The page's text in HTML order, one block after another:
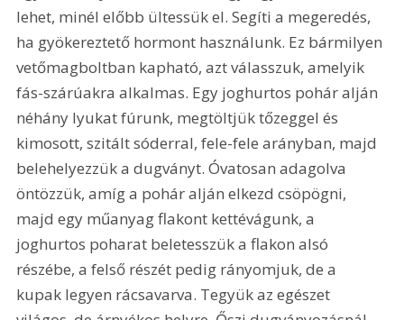
lehet, minél előbb ültessük el. Segíti a megeredés,
ha gyökereztető hormont használunk. Ez bármilyen
vetőmagboltban kapható, azt válasszuk, amelyik
fás-szárúakra alkalmas. Egy joghurtos pohár alján
néhány lyukat fúrunk, megtöltjük tőzeggel és
kimosott, szitált sóderral, fele-fele arányban, majd
belehelyezzük a dugványt. Óvatosan adagolva
öntözzük, amíg a pohár alján elkezd csöpögni,
majd egy műanyag flakont kettévágunk, a
joghurtos poharat beletesszük a flakon alsó
részébe, a felső részét pedig rányomjuk, de a
kupak legyen rácsavarva. Tegyük az egészet